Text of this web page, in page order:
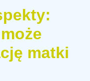
matki